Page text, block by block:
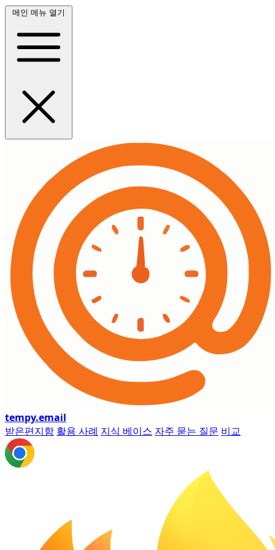
메인 메뉴 열기
tempy.email
받은편지함 활용 사례 지식 베이스 자주 묻는 질문 비교